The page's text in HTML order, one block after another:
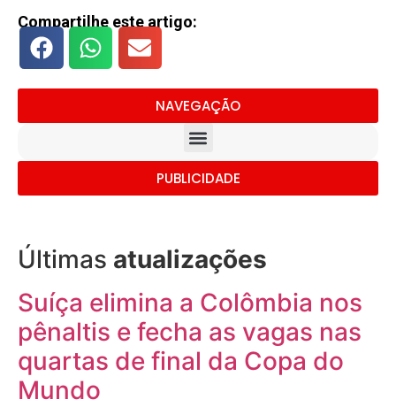
Compartilhe este artigo:
NAVEGAÇÃO
PUBLICIDADE
Últimas atualizações
Suíça elimina a Colômbia nos
pênaltis e fecha as vagas nas
quartas de final da Copa do
Mundo